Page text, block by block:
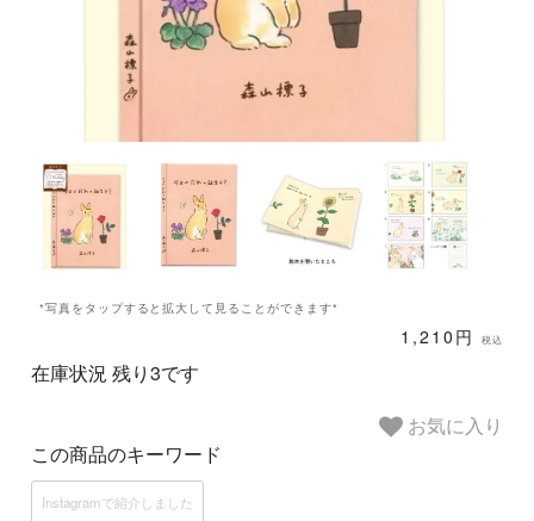
*写真をタップすると拡大して見ることができます*
1,210円 税込
在庫状況 残り3です
お気に入り
この商品のキーワード
Instagramで紹介しました